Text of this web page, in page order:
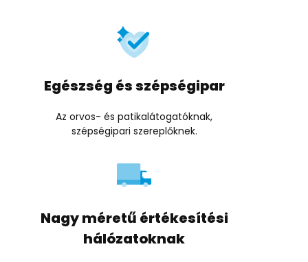
Egészség és szépségipar
Az orvos- és patikalátogatóknak,
szépségipari szereplőknek.
Nagy méretű értékesítési
hálózatoknak